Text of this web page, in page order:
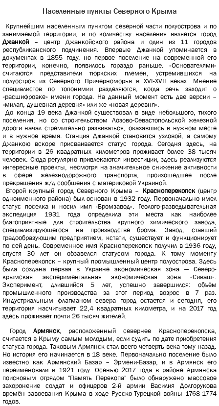
Населенные пункты Северного Крыма
Крупнейшим населенным пунктом северной части полуострова и по
занимаемой территории, и по количеству населения является город
Джанкой – центр Джанкойского района и один из 11 городов
республиканского подчинения. Впервые Джанкой упоминается в
документах в 1855 году, но первое поселение на современной его
территории, конечно, появилось гораздо раньше. «Основателями»
считаются представители тюркских племен, устремившихся на
полуостров из Северного Причерноморья в XVI-XVII веках. Мнение
специалистов по топонимии разделяются, когда речь заходит о
«расшифровке» имени города. На данный момент есть две версии –
«милая, душевная деревня» или же «новая деревня».
До конца 19 века Джанкой существовал в виде небольшого, тихого
поселения, но со строительством Лозово-Севастопольской железной
дороги начал стремительно развиваться, оказавшись в нужном месте
и в нужное время. Станция Джанкой становится узловой, а самому
Джанкою вскоре присваивается статус города. Сегодня здесь, на
территории в 26 квадратных километров проживает более 38 тысяч
человек. Сюда регулярно привлекаются инвестиции, здесь реализуются
интересные проекты, несмотря на значительное снижение активности
в сфере железнодорожного транспорта, произошедшее после
прекращения ж/д сообщения с материковой Украиной.
Второй крупный город Северного Крыма – Красноперекопск (центр
одноименного района) был основан в 1932 году. Первоначально имел
статус поселка и носил имя «Бромзавод». Геолого-разведывательная
экспедиция 1931 года определила эти места как наиболее
благоприятные для строительства крупного химического завода,
специализирующегося на производстве брома. Завод, ставший
градообразующим предприятием, кстати, существует и функционирует
по сей день. Современное имя Красноперекопск получил в 1936 году,
спустя 30 лет он обзавелся статусом города. К тому моменту
Красноперекопск – крупный промышленный центр полуострова. Здесь
была создана первая в Украине экономическая зона — Северо-
крымская экспериментальная экономическая зона «Сиваш».
Эксперимент, длившийся 5 лет, успешно завершился: объём
промышленного производства за этот период возрос в 7 раз.
Индустриальным флагманом севера город остается и сегодня, его
территория насчитывает 22,4 квадратных километра, и на 2017 год
здесь проживает почти 26 тысяч жителей.
Город Армянск, расположенный севернее Красноперекопска,
считается в Крыму самым молодым, если судить по дате приобретения
статуса города. Таковым Армянск стал всего четверть века тому назад.
Но история его начинается в 18 веке. Первоначально поселение было
известно как Армянский Базар – Эрмени-Базар, и в Армянск его
переименовали в 1921 году. Осенью 2017 года в районе Армянска
поисковым отрядом "Память Перекопа" было обнаружено массовое
захоронение солдат и офицеров 2-й армии Василия Долгорукова
времён завоевания Крыма в ходе Русско-Турецкой войны 1768-1774
годов.